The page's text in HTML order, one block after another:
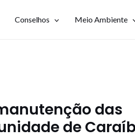
Conselhos Meio Ambiente
das
de